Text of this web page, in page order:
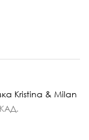
Kristina & Milan